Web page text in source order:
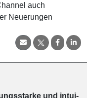
auch
Neuerungen
und in­tui­